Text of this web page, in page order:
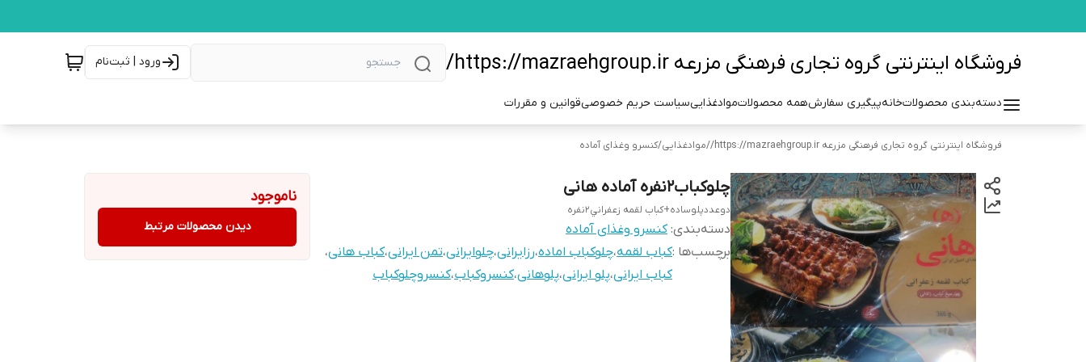
فروشگاه اینترنتی گروه تجاری فرهنگی مزرعه https://mazraehgroup.ir/ ورود | ثبت‌نام
دسته‌بندی محصولاتخانهپیگیری سفارشهمه محصولاتموادغذاییسیاست حریم خصوصیقوانین و مقررات
فروشگاه اینترنتی گروه تجاری فرهنگی مزرعه https://mazraehgroup.ir/ /موادغذایی/کنسرو وغذای آماده
چلوکباب2نفره آماده هانی
دوعددپلوساده+کباب لقمه زعفراني۲نفره
دسته‌بندی:کنسرو وغذای آماده
برچسب‌ها :کباب لقمه،چلوکباب اماده،رزایرانی،چلوایرانی،تمن ایرانی،کباب هانی،
کباب ایرانی،پلو ایرانی،پلوهانی،کنسروکباب،کنسروچلوکباب
ناموجود
دیدن محصولات مرتبط